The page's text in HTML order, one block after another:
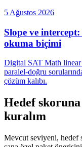
5 Ağustos 2026
Slope ve
okuma biçimi
Digital SAT Math linear
paralel-doğru
çözüm kalıbı.
Hedef
kuralım
Mevcut seviyeni, hedef